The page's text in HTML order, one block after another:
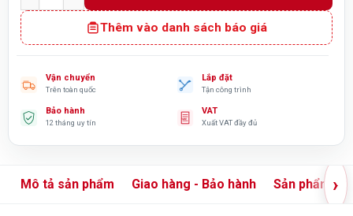
Thêm vào danh sách báo giá
Vận chuyển
Trên toàn quốc
Lắp đặt
Tận công trình
Bảo hành
12 tháng uy tín
VAT
Xuất VAT đầy đủ
Mô tả sản phẩm Giao hàng - Bảo hành Sản phẩm›